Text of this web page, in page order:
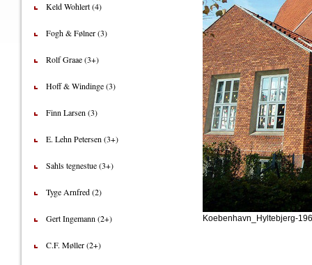
Keld Wohlert (4)
Fogh & Følner (3)
Rolf Graae (3+)
Hoff & Windinge (3)
Finn Larsen (3)
E. Lehn Petersen (3+)
Sahls tegnestue (3+)
Tyge Arnfred (2)
Gert Ingemann (2+)
C.F. Møller (2+)
Koebenhavn_Hyltebjerg-